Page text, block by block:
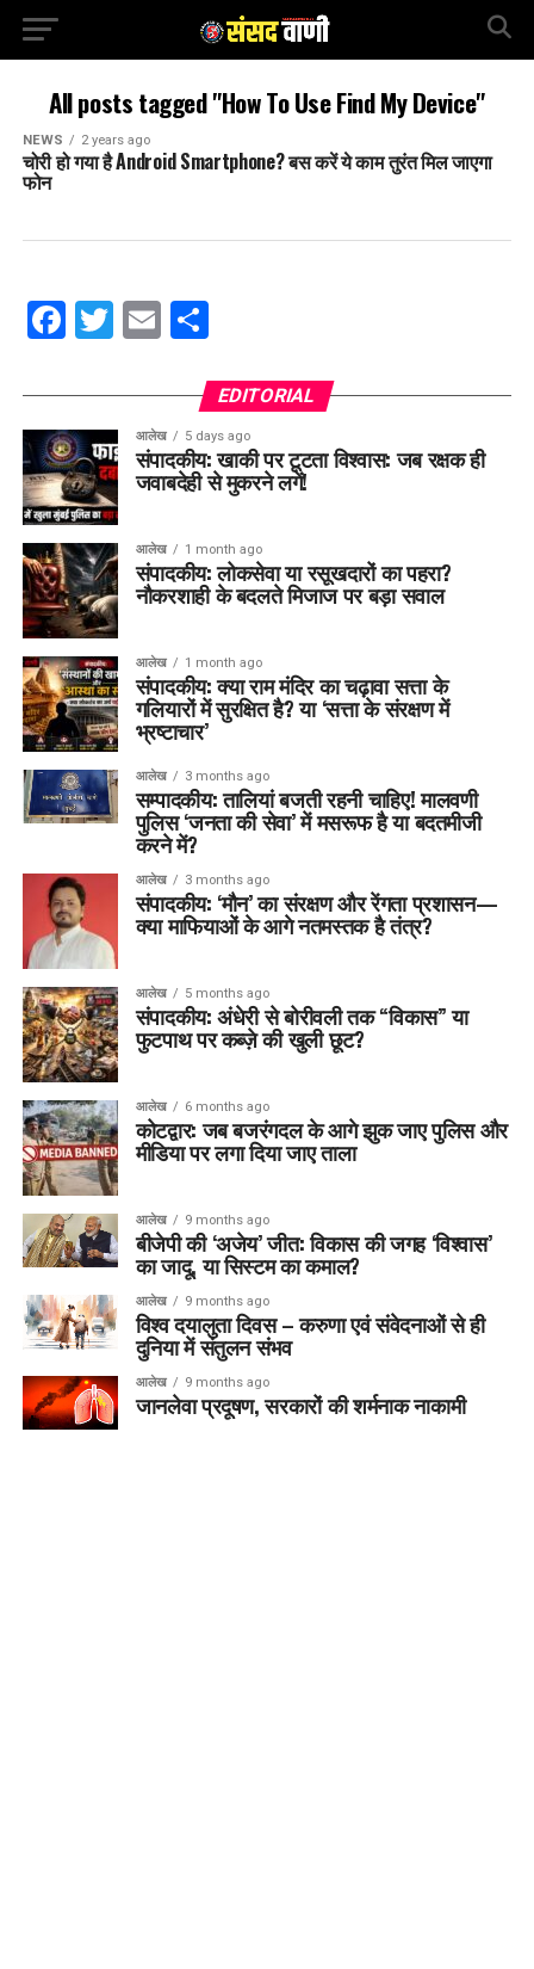
All posts tagged "How To Use Find My Device"
NEWS 2 years ago
चोरी हो गया है Android Smartphone? बस करें ये काम तुरंत मिल जाएगा
फोन
Facebook
Twitter
EmailShare
EDITORIAL
आलेख 5 days ago
संपादकीय: खाकी पर टूटता विश्वास: जब रक्षक ही
जवाबदेही से मुकरने लगें!
आलेख 1 month ago
संपादकीय: लोकसेवा या रसूखदारों का पहरा?
नौकरशाही के बदलते मिजाज पर बड़ा सवाल
आलेख 1 month ago
संपादकीय: क्या राम मंदिर का चढ़ावा सत्ता के
गलियारों में सुरक्षित है? या ‘सत्ता के संरक्षण में
भ्रष्टाचार’
आलेख 3 months ago
सम्पादकीय: तालियां बजती रहनी चाहिए! मालवणी
पुलिस ‘जनता की सेवा’ में मसरूफ है या बदतमीजी
करने में?
आलेख 3 months ago
संपादकीय: ‘मौन’ का संरक्षण और रेंगता प्रशासन—
क्या माफियाओं के आगे नतमस्तक है तंत्र?
आलेख 5 months ago
संपादकीय: अंधेरी से बोरीवली तक “विकास” या
फुटपाथ पर कब्ज़े की खुली छूट?
आलेख 6 months ago
कोटद्वार: जब बजरंगदल के आगे झुक जाए पुलिस और
मीडिया पर लगा दिया जाए ताला
आलेख 9 months ago
बीजेपी की ‘अजेय’ जीत: विकास की जगह ‘विश्वास’
का जादू, या सिस्टम का कमाल?
आलेख 9 months ago
विश्व दयालुता दिवस – करुणा एवं संवेदनाओं से ही
दुनिया में संतुलन संभव
आलेख 9 months ago
जानलेवा प्रदूषण, सरकारों की शर्मनाक नाकामी